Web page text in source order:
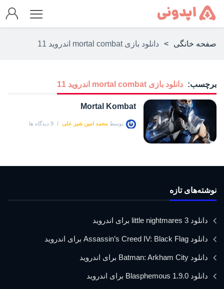
صفحه خانگی > دانلود بازی mortal combat اندروید 11
برچسب: دانلود بازی mortal combat اندروید 11
Mortal Kombat
توسط محمد امین شیر علی 9 دیدگاه ها
نوشته‌های تازه
دانلود little nightmares 3 برای اندروید
دانلود Assassin’s Creed IV: Black Flag برای اندروید
دانلود Batman: Arkham City برای اندروید
دانلود Blasphemous 1.9.0 برای اندروید